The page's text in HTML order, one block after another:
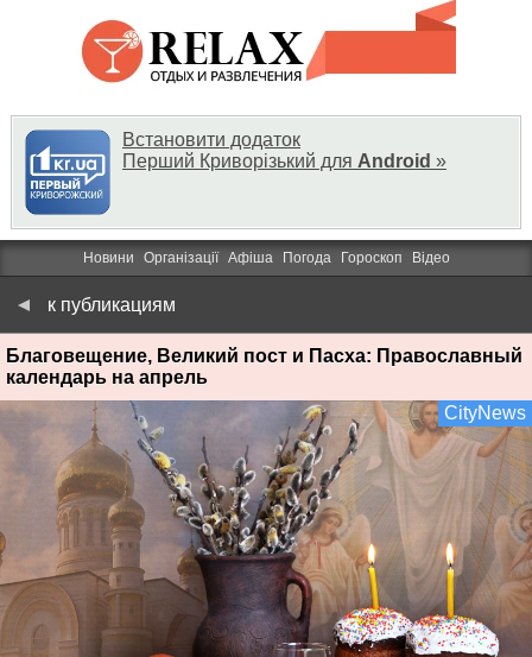
Встановити додаток
Перший Криворізький для Android »
Новини Організації Афіша Погода Гороскоп Відео
к публикациям
Благовещение, Великий пост и Пасха: Православный
календарь на апрель
CityNews